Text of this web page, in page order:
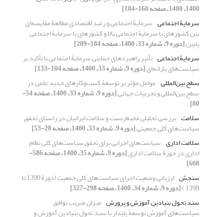
1400، 1400، صفحه 160-184]
سرمایۀ اجتماعی سرمایۀ اجتماعی و رشد اقتصادی مطالعۀ مقایسه‌ای
بین کشورهای با سرمایۀ اجتماعی بالا و کشورهای با سرمایۀ اجتماعی
پایین[دوره 9، شماره 33، 1400، صفحه 184-209]
سرمایۀ اجتماعی تأثیر راهبردهای حمایتی سرمایۀ اجتماعی با تأکید بر
سیاست‌های یارانه‌ای[دوره 9، شماره 33، 1400، صفحه 104-133]
سطح بین‌المللی عوامل مؤثر بر توسعۀ کسب‌‌وکارهای جدید علمی در
سطح بین‌المللی و تجربیات جهانی [دوره 9، شماره 33، 1400، صفحه 54-
80]
سلامت بررسی تحلیلی محیط‌زیست و سلامت ایرانیان در راستای تحقق
سیاست‌های کلی جمعیتی[دوره 9، شماره 33، 1400، صفحه 28-53]
سلامت اداری سیاست‌های اجرایی برای تحقق سیاست‌های کلی نظام
اداری در حوزۀ سلامت اداری [دوره 9، شماره 35، 1400، صفحه 586-
608]
سنجش
ارزیابی وضعیت اجرای سیاست‌های کلی جمعیت (دورۀ 1390 تا
1398 ) [دوره 9، شماره 34، 1400، صفحه 298-327]
سند تحول بنیادین آموزش و پرورش میزان ضریب توافق
سیاست‌های آموزش توسعۀ پایدار با سند تحول بنیادین آموزش و